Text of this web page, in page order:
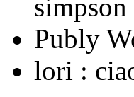
Publy
lori :